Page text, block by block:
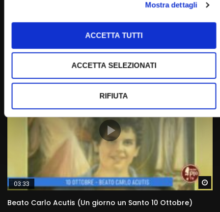
Mostra dettagli
ACCETTA TUTTI
ACCETTA SELEZIONATI
RIFIUTA
Beata Vergine Maria di Fatima (Un giorno, un Santo 13
STAFF
13/05/2022
03:33
Beato Carlo Acutis (Un giorno un Santo 10 Ottobre)